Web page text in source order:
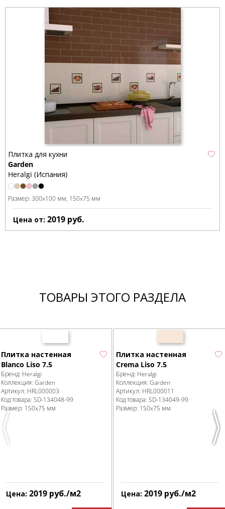
Плитка для кухни
Garden
Heralgi (Испания)
Размер: 300x100 мм 150x75 мм
Цена от: 2019 руб.
ТОВАРЫ ЭТОГО РАЗДЕЛА
Previous
Плитка настенная
Blanco Liso 7.5
Бренд: Heralgi
Коллекция: Garden
Артикул: HRL000003
Код товара: SD-134048-99
Размер: 150x75 мм
Цена: 2019 руб./м2
Плитка настенная
Crema Liso 7.5
Бренд: Heralgi
Коллекция: Garden
Артикул: HRL000011
Код товара: SD-134049-99
Размер: 150x75 мм
Цена: 2019 руб./м2